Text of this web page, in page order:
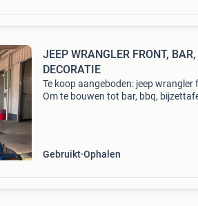
JEEP WRANGLER FRONT, BAR,
DECORATIE
Te koop aangeboden: jeep wrangler
Om te bouwen tot bar, bbq,
Gebruikt Ophalen